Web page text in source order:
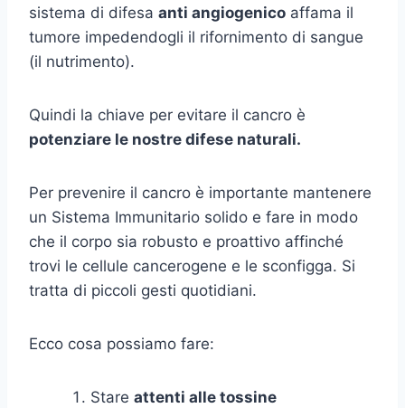
sistema di difesa anti angiogenico affama il
tumore impedendogli il rifornimento di sangue
(il nutrimento).
Quindi la chiave per evitare il cancro è
potenziare le nostre difese naturali.
Per prevenire il cancro è importante mantenere
un Sistema Immunitario solido e fare in modo
che il corpo sia robusto e proattivo affinché
trovi le cellule cancerogene e le sconfigga. Si
tratta di piccoli gesti quotidiani.
Ecco cosa possiamo fare:
Stare attenti alle tossine